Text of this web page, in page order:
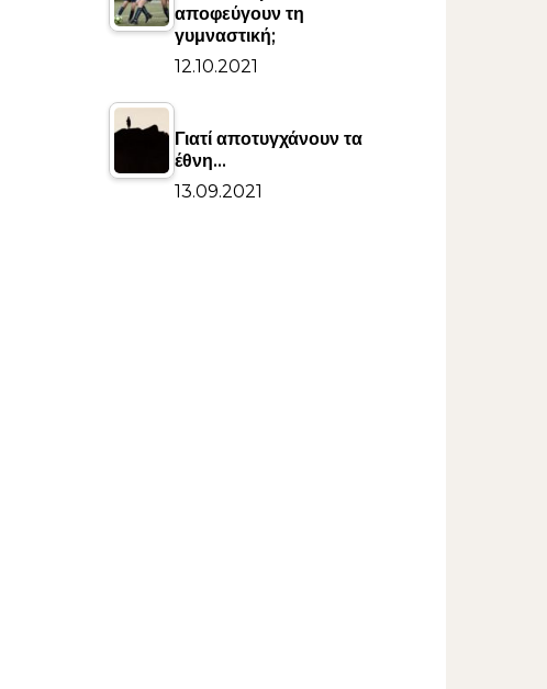
αποφεύγουν τη
γυμναστική;
12.10.2021
Γιατί αποτυγχάνουν τα
έθνη…
13.09.2021